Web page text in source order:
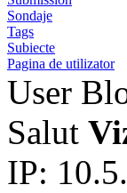
Sondaje
Tags
Subiecte
Pagina de utilizator
User
Salut
IP: